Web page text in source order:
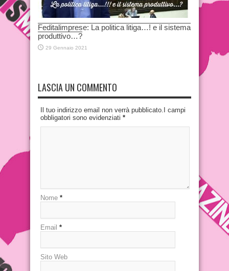
Feditalimprese: La politica litiga…! e il sistema
produttivo…?
29 Gennaio 2021
LASCIA UN COMMENTO
Il tuo indirizzo email non verrà pubblicato.I campi
obbligatori sono evidenziati *
Nome *
Email *
Sito Web